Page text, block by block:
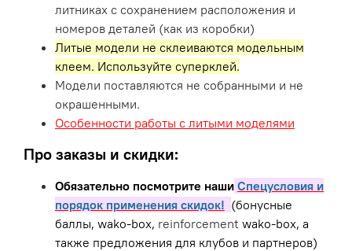
литниках с сохранением расположения и
номеров деталей (как из коробки)
Литые модели не склеиваются модельным
клеем. Используйте суперклей.
Модели поставляются не собранными и не
окрашенными.
Особенности работы с литыми моделями
Про заказы и скидки:
Обязательно посмотрите наши Спецусловия и
порядок применения скидок! (бонусные
баллы, wako-box, reinforcement wako-box, а
также предложения для клубов и партнеров)